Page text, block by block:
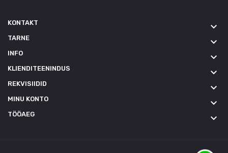
KONTAKT keyboard_arrow_down
TARNE keyboard_arrow_down
INFO keyboard_arrow_down
KLIENDITEENINDUS keyboard_arrow_down
REKVISIIDID keyboard_arrow_down
MINU KONTO keyboard_arrow_down
TÖÖAEG keyboard_arrow_down